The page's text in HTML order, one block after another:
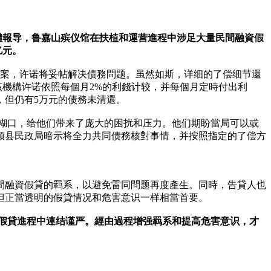
导，鲁嘉山殡仪馆在扶植和運营進程中涉足大量民間融資假
。
，许诺将妥帖解决债務問题。虽然如斯，详细的了偿细节還
構许诺依照每個月2%的利錢计较，并每個月定時付出利
仍有5万元的债務未清還。
口，给他们带来了庞大的困扰和压力。他们期盼當局可以或
民政局暗示将全力共同债務核對事情，并按照指定的了偿方
資假貸的羁系，以避免雷同問题再度產生。同時，告貸人也
當透明的假貸情况和危害意识一样相當首要。
貸進程中連结谨严。經由過程增强羁系和提高危害意识，才